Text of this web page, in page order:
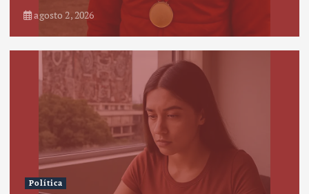
agosto 2, 2026
Política